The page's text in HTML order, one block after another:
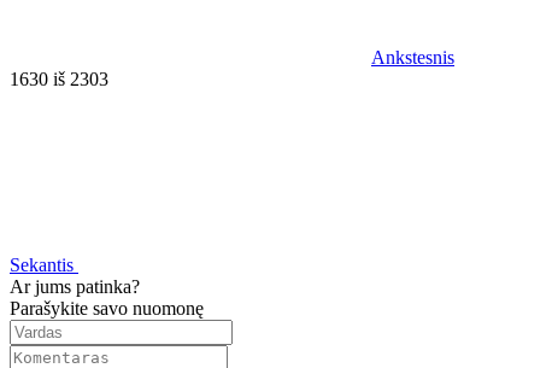
Ankstesnis
1630 iš 2303
Sekantis
Ar jums patinka?
Parašykite savo nuomonę